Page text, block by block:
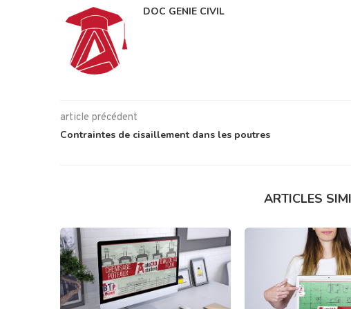
DOC GENIE CIVIL
article précédent
Contraintes de cisaillement dans les poutres
ARTICLES